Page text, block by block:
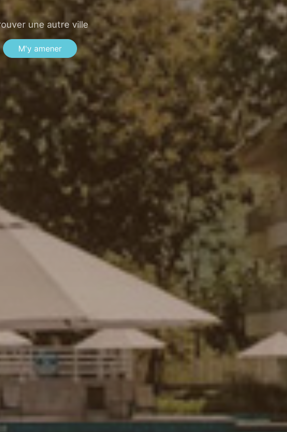
une autre ville
M'y amener